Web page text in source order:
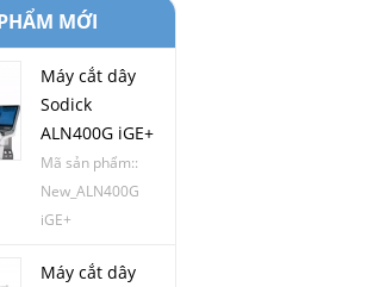
MỚI
Máy cắt dây
Sodick
ALN400G iGE+
Mã sản phẩm::
New_ALN400G
iGE+
Máy cắt dây